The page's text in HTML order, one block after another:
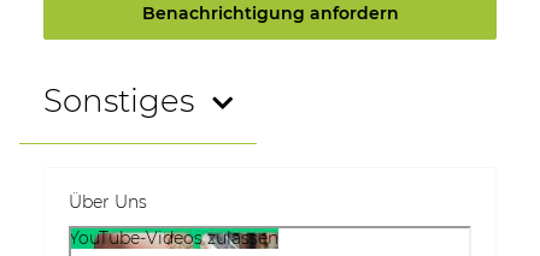
Benachrichtigung anfordern
Sonstiges
Über Uns
YouTube-Videos zulassen